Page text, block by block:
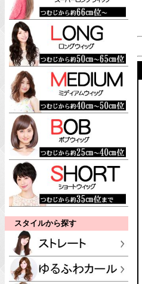
スタイルから探す